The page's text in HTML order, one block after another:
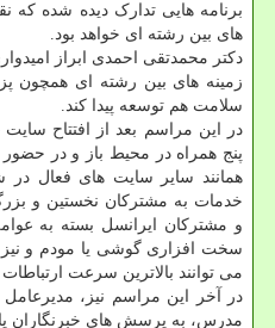
برنامه هایی تدارک دیده شده که
های بین رشته ای خواهد بود.
دکتر محمدتقی احمدی ابراز
زمینه های بین رشته ای همچون
سلامت هم توسعه پیدا کند.
پنج همراه در محیط باز و در
همانند سایر سایت های فعال در
خدمات به مشترکان نخستین و
و مشترکان ایرانسل بسته به
سخت افزاری گوشی یا مودم و
می توانند بالاترین سرعت ارتباطات
در آخر این مراسم نیز،
مدرس، به پرسش های خبرنگاران